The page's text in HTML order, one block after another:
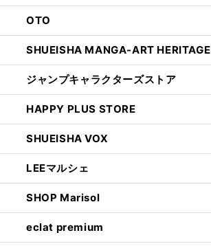
OTO
SHUEISHA MANGA-ART HERITAGE
ジャンプキャラクターズストア
HAPPY PLUS STORE
SHUEISHA VOX
LEEマルシェ
SHOP Marisol
eclat premium